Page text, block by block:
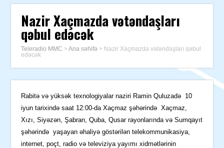
Nazir Xaçmazda vətəndaşları
qəbul edəcək
Teleradio MMC >Ana səhifə > Nazir Xaçmazda vətəndaşları qəbul
edəcək
Rabitə və yüksək texnologiyalar naziri Ramin Quluzadə 10
iyun tarixində saat 12:00-da Xaçmaz şəhərində Xaçmaz,
Xızı, Siyəzən, Şabran, Quba, Qusar rayonlarında və Sumqayıt
şəhərində yaşayan əhaliyə göstərilən telekommunikasiya,
internet, poçt, radio və televiziya yayımı xidmətlərinin